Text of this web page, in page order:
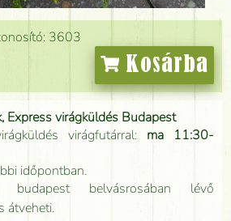
3603
Kosárba
Express virágküldés Budapest
virágfutárral: ma 11:30-
időpontban.
budapest belvásrosában lévő
átveheti.